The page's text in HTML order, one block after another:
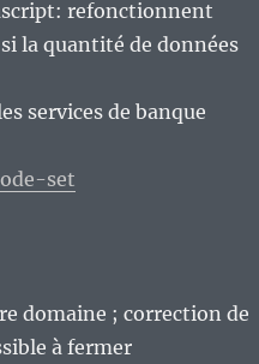
refonctionnent
la quantité de données
services de banque
set
domaine ; correction de
à fermer